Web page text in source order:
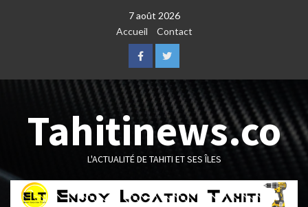
7 août 2026
Accueil
Contact
FacebookTwitter
Tahitinews.co
L'ACTUALITÉ DE TAHITI ET SES ÎLES